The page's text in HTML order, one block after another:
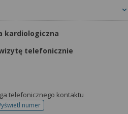
kardiologiczna
telefonicznie
telefonicznego kontaktu
numer
telefonu do rejestracji